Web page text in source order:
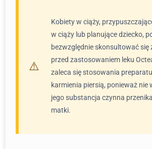
Kobiety w ciąży,
w ciąży lub planujące dziecko,
bezwzględnie skonsultować się
przed zastosowaniem leku
zaleca się stosowania
karmienia piersią, ponieważ nie
jego substancja czynna
matki.